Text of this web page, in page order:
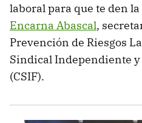
laboral para que te den
Encarna Abascal,
Prevención de Riesgos
Sindical Independiente
(CSIF).